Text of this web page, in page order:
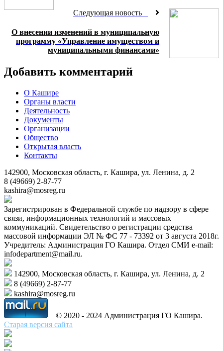
Следующая новость
О внесении изменений в муниципальную
программу «Управление имуществом и
муниципальными финансами»
Добавить комментарий
О Кашире
Органы власти
Деятельность
Документы
Организации
Общество
Открытая власть
Контакты
142900, Московская область, г. Кашира, ул. Ленина, д. 2
8 (49669) 2-87-77
kashira@mosreg.ru
Зарегистрирован в Федеральной службе по надзору в сфере
связи, информационных технологий и массовых
коммуникаций. Свидетельство о регистрации средства
массовой информации ЭЛ № ФС 77 - 73392 от 3 августа 2018г.
Учредитель: Администрация ГО Кашира. Отдел СМИ e-mail:
infodepartment@mail.ru.
142900, Московская область, г. Кашира, ул. Ленина, д. 2
8 (49669) 2-87-77
kashira@mosreg.ru
© 2020 - 2024 Администрация ГО Кашира.
Старая версия сайта